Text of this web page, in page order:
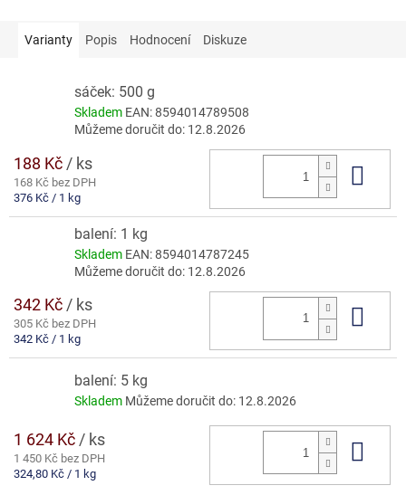
Varianty Popis Hodnocení Diskuze
sáček: 500 g
Skladem EAN:8594014789508
Můžeme doručit do: 12.8.2026
188 Kč / ks
168 Kč bez DPH
Měrná
376 Kč / 1 kg
balení: 1 kg
Skladem EAN:8594014787245
Můžeme doručit do: 12.8.2026
342 Kč/ ks
305 Kč bez DPH
Měrná
342 Kč / 1 kg
balení: 5 kg
Skladem Můžeme doručit do: 12.8.2026
1 624 Kč / ks
1 450 Kč bez DPH
Měrná
324,80 Kč / 1 kg